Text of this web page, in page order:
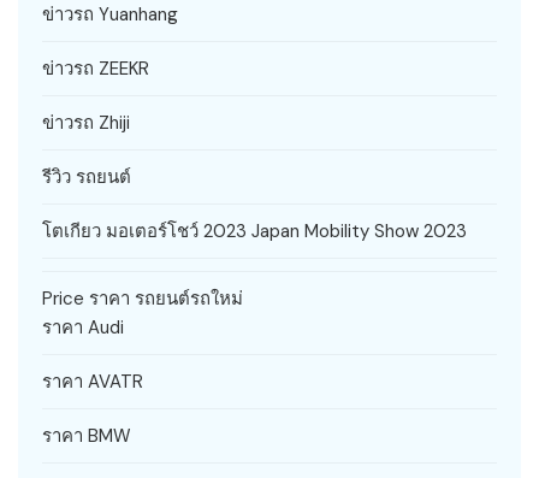
ข่าวรถ Yuanhang
ข่าวรถ ZEEKR
ข่าวรถ Zhiji
รีวิว รถยนต์
โตเกียว มอเตอร์โชว์ 2023 Japan Mobility Show 2023
Price ราคา รถยนต์รถใหม่
ราคา Audi
ราคา AVATR
ราคา BMW